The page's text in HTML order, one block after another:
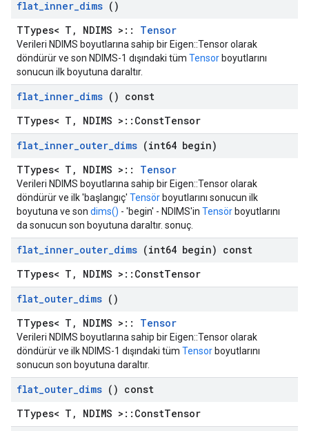
flat_inner_dims ()
TTypes< T, NDIMS >:: Tensor
Verileri NDIMS boyutlarına sahip bir Eigen::Tensor olarak
döndürür ve son NDIMS-1 dışındaki tüm Tensor boyutlarını
sonucun ilk boyutuna daraltır.
flat_inner_dims () const
TTypes< T, NDIMS >::ConstTensor
flat_inner_outer_dims (int64 begin)
TTypes< T, NDIMS >:: Tensor
Verileri NDIMS boyutlarına sahip bir Eigen::Tensor olarak
döndürür ve ilk 'başlangıç' Tensör boyutlarını sonucun ilk
boyutuna ve son dims() - 'begin' - NDIMS'in Tensör boyutlarını
da sonucun son boyutuna daraltır. sonuç.
flat_inner_outer_dims (int64 begin) const
TTypes< T, NDIMS >::ConstTensor
flat_outer_dims ()
TTypes< T, NDIMS >:: Tensor
Verileri NDIMS boyutlarına sahip bir Eigen::Tensor olarak
döndürür ve ilk NDIMS-1 dışındaki tüm Tensor boyutlarını
sonucun son boyutuna daraltır.
flat_outer_dims () const
TTypes< T, NDIMS >::ConstTensor